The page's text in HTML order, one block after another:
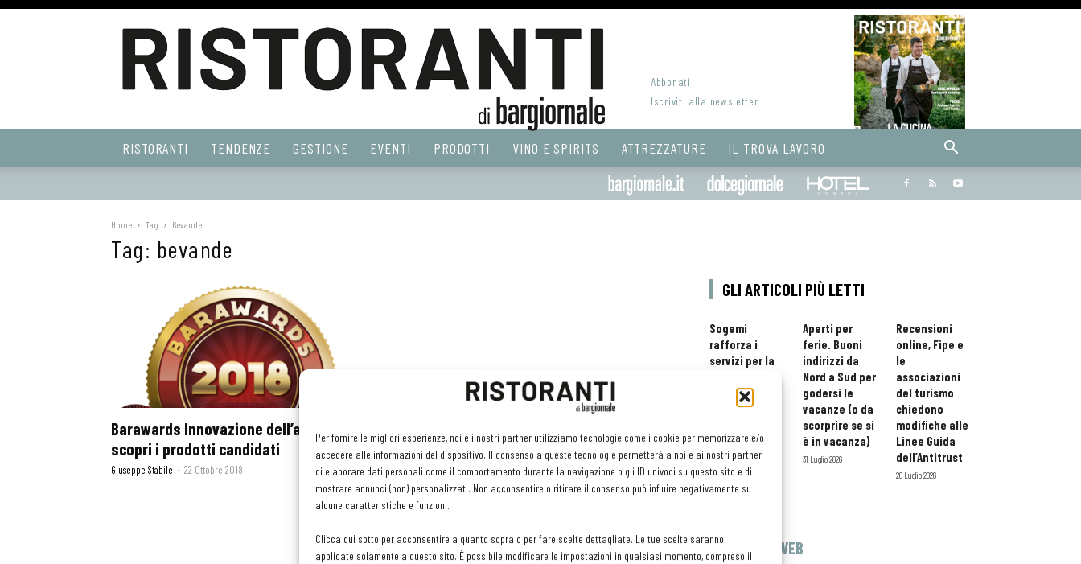
Per fornire le migliori esperienze, noi e i nostri partner utilizziamo tecnologie come i cookie per memorizzare e/o
accedere alle informazioni del dispositivo. Il consenso a queste tecnologie permetterà a noi e ai nostri partner
di elaborare dati personali come il comportamento durante la navigazione o gli ID univoci su questo sito e di
mostrare annunci (non) personalizzati. Non acconsentire o ritirare il consenso può influire negativamente su
alcune caratteristiche e funzioni.
Clicca qui sotto per acconsentire a quanto sopra o per fare scelte dettagliate. Le tue scelte saranno
applicate solamente a questo sito. È possibile modificare le impostazioni in qualsiasi momento, compreso il
Web
Abbonati
Iscriviti alla newsletter
RISTORANTI TENDENZE GESTIONE EVENTI PRODOTTI VINO E SPIRITS ATTREZZATURE IL TROVA LAVORO
Bargiornale dolcegiornale
Home Tag Bevande
Tag: bevande
Barawards Innovazione dell’anno 2018:
scopri i prodotti candidati
Giuseppe Stabile - 22 Ottobre 2018
GLI ARTICOLI PIÙ LETTI
Sogemi
rafforza i
servizi per la
orario esteso
e tessera
professionisti
HoReCa
29 Luglio 2026
Aperti per
ferie. Buoni
indirizzi da
Nord a Sud per
godersi le
vacanze (o da
scorprire se si
è in vacanza)
31 Luglio 2026
Recensioni
online, Fipe e
le
associazioni
del turismo
chiedono
modifiche alle
Linee Guida
dell’Antitrust
20 Luglio 2026
EDICOLA WEB